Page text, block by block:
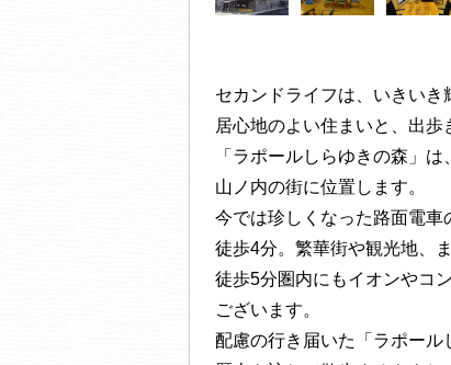
セカンドライフは、いきいき
居心地のよい住まいと、出歩
「ラポールしらゆきの森」
山ノ内の街に位置します。
今では珍しくなった路面電
徒歩4分。繁華街や観光地、
徒歩5分圏内にもイオンやコ
ございます。
配慮の行き届いた「ラポール